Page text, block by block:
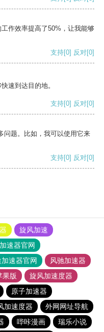
作效率提高了50%，让我能够
支持[0] 反对[0]
速到达目的地。
支持[0] 反对[0]
问题。比如，我可以使用它来
支持[0] 反对[0]
旋风加速
速器官网
速器官网
风驰加速器
果版
旋风加速度器
原子加速器
加速度器
外网网址导航
哔咔漫画 瑞乐小说